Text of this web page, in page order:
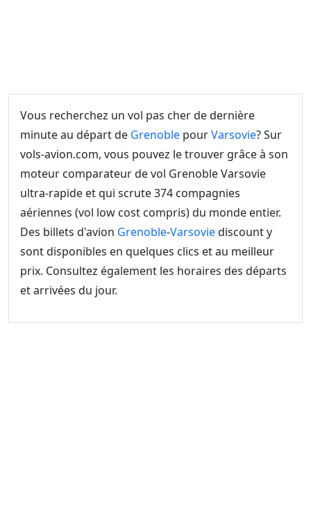
Vous recherchez un vol pas cher de dernière
minute au départ de Grenoble pourVarsovie? Sur
vols-avion.com, vous pouvez le trouver grâce à son
moteur comparateur de vol Grenoble Varsovie
ultra-rapide et qui scrute 374 compagnies
aériennes (vol low cost compris) du monde entier.
Des billets d'avion Grenoble-Varsoviediscount y
sont disponibles en quelques clics et au meilleur
prix. Consultez également les horaires des départs
et arrivées du jour.